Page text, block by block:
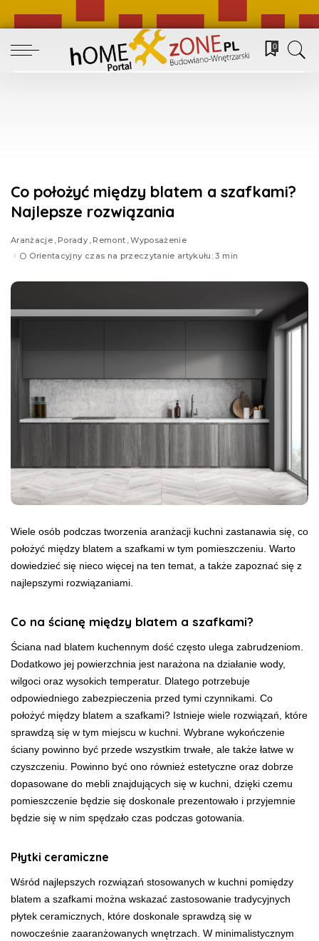
0
Co położyć między blatem a szafkami?
Najlepsze rozwiązania
Aranżacje Porady Remont Wyposażenie
Orientacyjny czas na przeczytanie artykułu: 3 min
Wiele osób podczas tworzenia aranżacji kuchni zastanawia się, co
położyć między blatem a szafkami w tym pomieszczeniu. Warto
dowiedzieć się nieco więcej na ten temat, a także zapoznać się z
najlepszymi rozwiązaniami.
Co na ścianę między blatem a szafkami?
Ściana nad blatem kuchennym dość często ulega zabrudzeniom.
Dodatkowo jej powierzchnia jest narażona na działanie wody,
wilgoci oraz wysokich temperatur. Dlatego potrzebuje
odpowiedniego zabezpieczenia przed tymi czynnikami. Co
położyć między blatem a szafkami? Istnieje wiele rozwiązań, które
sprawdzą się w tym miejscu w kuchni. Wybrane wykończenie
ściany powinno być przede wszystkim trwałe, ale także łatwe w
czyszczeniu. Powinno być ono również estetyczne oraz dobrze
dopasowane do mebli znajdujących się w kuchni, dzięki czemu
pomieszczenie będzie się doskonale prezentowało i przyjemnie
będzie się w nim spędzało czas podczas gotowania.
Płytki ceramiczne
Wśród najlepszych rozwiązań stosowanych w kuchni pomiędzy
blatem a szafkami można wskazać zastosowanie tradycyjnych
płytek ceramicznych, które doskonale sprawdzą się w
nowocześnie zaaranżowanych wnętrzach. W minimalistycznym